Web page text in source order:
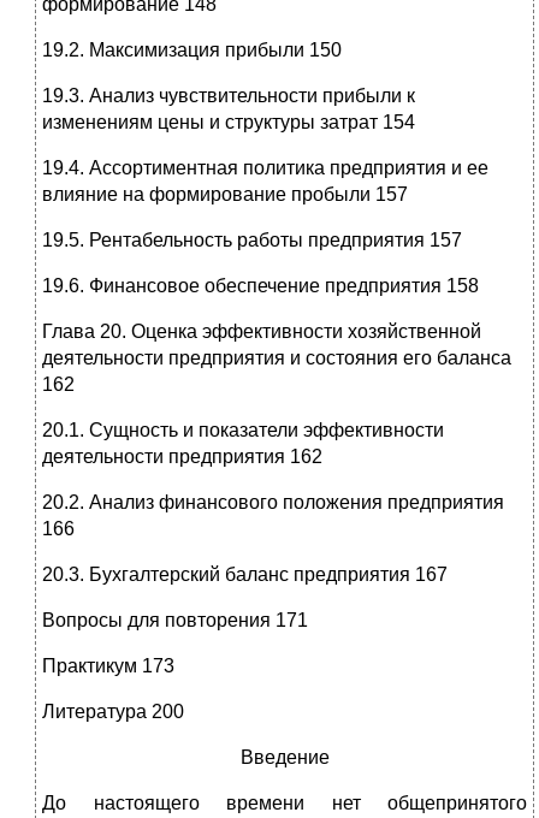
формирование 148
19.2. Максимизация прибыли 150
19.3. Анализ чувствительности прибыли к
изменениям цены и структуры затрат 154
19.4. Ассортиментная политика предприятия и ее
влияние на формирование пробыли 157
19.5. Рентабельность работы предприятия 157
19.6. Финансовое обеспечение предприятия 158
Глава 20. Оценка эффективности хозяйственной
деятельности предприятия и состояния его баланса
162
20.1. Сущность и показатели эффективности
деятельности предприятия 162
20.2. Анализ финансового положения предприятия
166
20.3. Бухгалтерский баланс предприятия 167
Вопросы для повторения 171
Практикум 173
Литература 200
Введение
До настоящего времени нет общепринятого